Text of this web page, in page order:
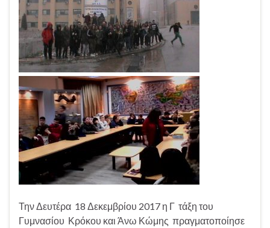
Την Δευτέρα 18 Δεκεμβρίου 2017 η Γ τάξη του
Γυμνασίου Κρόκου και Άνω Κώμης πραγματοποίησε